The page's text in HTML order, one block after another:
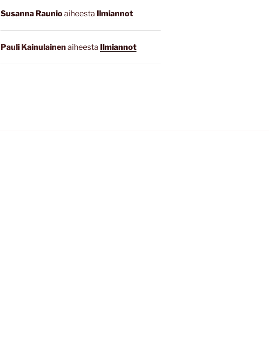
Susanna Raunioaiheesta Ilmiannot
Pauli Kainulainen aiheesta Ilmiannot